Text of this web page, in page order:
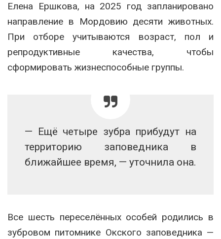
Елена Ершкова, на 2025 год запланировано
направление в Мордовию десяти животных.
При отборе учитываются возраст, пол и
репродуктивные качества, чтобы
сформировать жизнеспособные группы.
— Ещё четыре зубра прибудут на
территорию заповедника в
ближайшее время, — уточнила она.
Все шесть переселённых особей родились в
зубровом питомнике Окского заповедника —